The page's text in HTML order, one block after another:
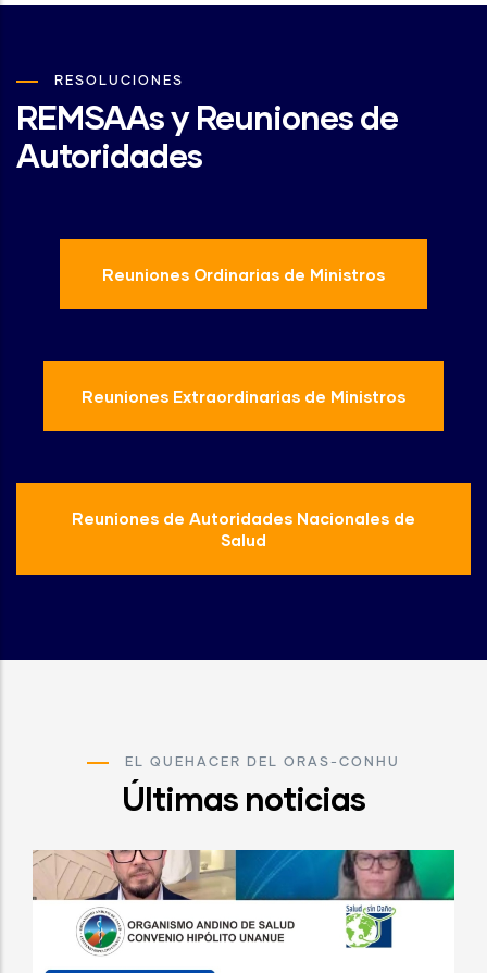
RESOLUCIONES
REMSAAs y Reuniones de
Autoridades
Reuniones Ordinarias de Ministros
Reuniones Extraordinarias de Ministros
Reuniones de Autoridades Nacionales de
Salud
EL QUEHACER DEL ORAS-CONHU
Últimas noticias